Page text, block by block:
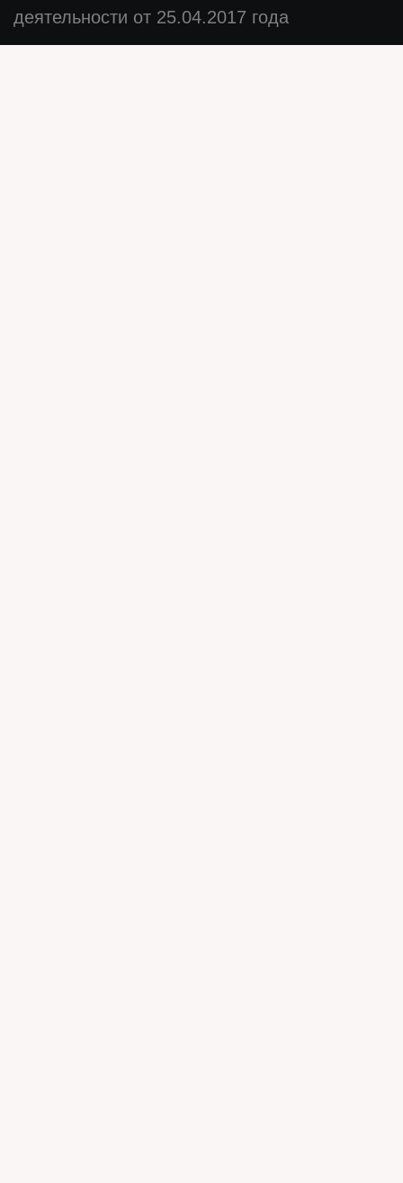
деятельности от 25.04.2017 года